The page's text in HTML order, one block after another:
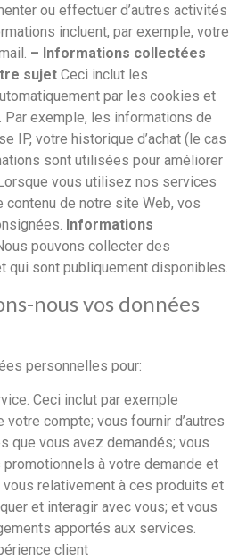
ou effectuer d’autres activités
incluent, par exemple, votre
– Informations collectées
sujet Ceci inclut les
par les cookies et
exemple, les informations de
IP, votre historique d’achat (le cas
sont utilisées pour améliorer
vous utilisez nos services
de notre site Web, vos
Informations
pouvons collecter des
qui sont publiquement disponibles.
nous vos données
personnelles pour:
Ceci inclut par exemple
votre compte; vous fournir d’autres
que vous avez demandés; vous
à votre demande et
vous relativement à ces produits et
et interagir avec vous; et vous
apportés aux services.
client